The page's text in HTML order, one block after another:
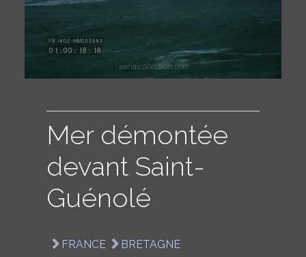
COLLECTIONS
LOGIN
ENGLISH
Mer démontée
devant Saint-
Guénolé
FRANCE
BRETAGNE